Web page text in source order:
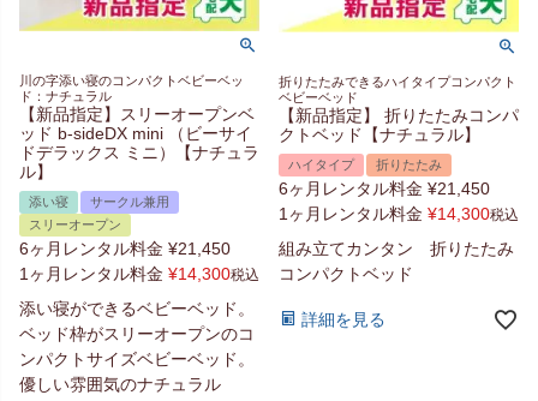
川の字添い寝のコンパクトベビーベッ
ド：ナチュラル
【新品指定】スリーオープンベ
ッド b-sideDX mini （ビーサイ
ドデラックス ミニ）【ナチュラ
ル】
添い寝
サークル兼用
スリーオープン
6ヶ月レンタル料金 ¥21,450
1ヶ月レンタル料金 ¥14,300税込
添い寝ができるベビーベッド。
ベッド枠がスリーオープンのコ
ンパクトサイズベビーベッド。
優しい雰囲気のナチュラル
折りたたみできるハイタイプコンパクト
ベビーベッド
【新品指定】 折りたたみコンパ
クトベッド【ナチュラル】
ハイタイプ 折りたたみ
6ヶ月レンタル料金 ¥21,450
1ヶ月レンタル料金 ¥14,300税込
組み立てカンタン 折りたたみ
コンパクトベッド
詳細を見る